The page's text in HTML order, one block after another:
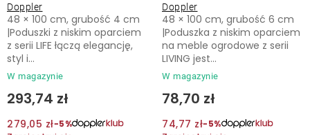
Doppler
W magazynie
293,74 zł
279,05 zł−5%
48 × 100 cm, grubość 4 cm
|Poduszki z niskim oparciem
z serii LIFE łączą elegancję,
styl i...
Doppler
W magazynie
78,70 zł
74,77 zł−5%
48 × 100 cm, grubość 6 cm
|Poduszka z niskim oparciem
na meble ogrodowe z serii
LIVING jest...